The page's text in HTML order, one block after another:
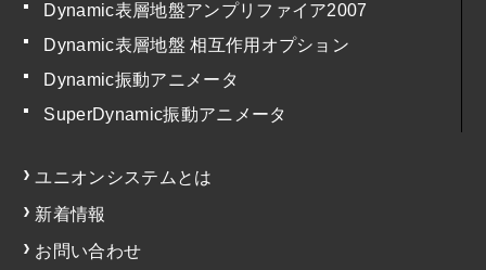
Dynamic表層地盤アンプリファイア2007
Dynamic表層地盤 相互作用オプション
Dynamic振動アニメータ
SuperDynamic振動アニメータ
ユニオンシステムとは
新着情報
お問い合わせ